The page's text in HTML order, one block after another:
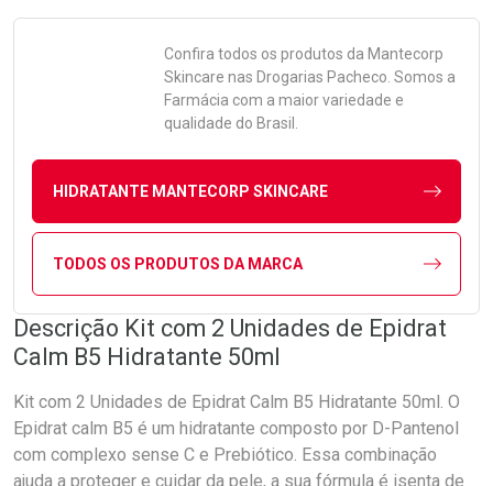
Confira todos os produtos da Mantecorp
Skincare nas Drogarias Pacheco. Somos a
Farmácia com a maior variedade e
qualidade do Brasil.
HIDRATANTE MANTECORP SKINCARE
TODOS OS PRODUTOS DA MARCA
Descrição Kit com 2 Unidades de Epidrat
Calm B5 Hidratante 50ml
Kit com 2 Unidades de Epidrat Calm B5 Hidratante 50ml. O
Epidrat calm B5 é um hidratante composto por D-Pantenol
com complexo sense C e Prebiótico. Essa combinação
ajuda a proteger e cuidar da pele, a sua fórmula é isenta de